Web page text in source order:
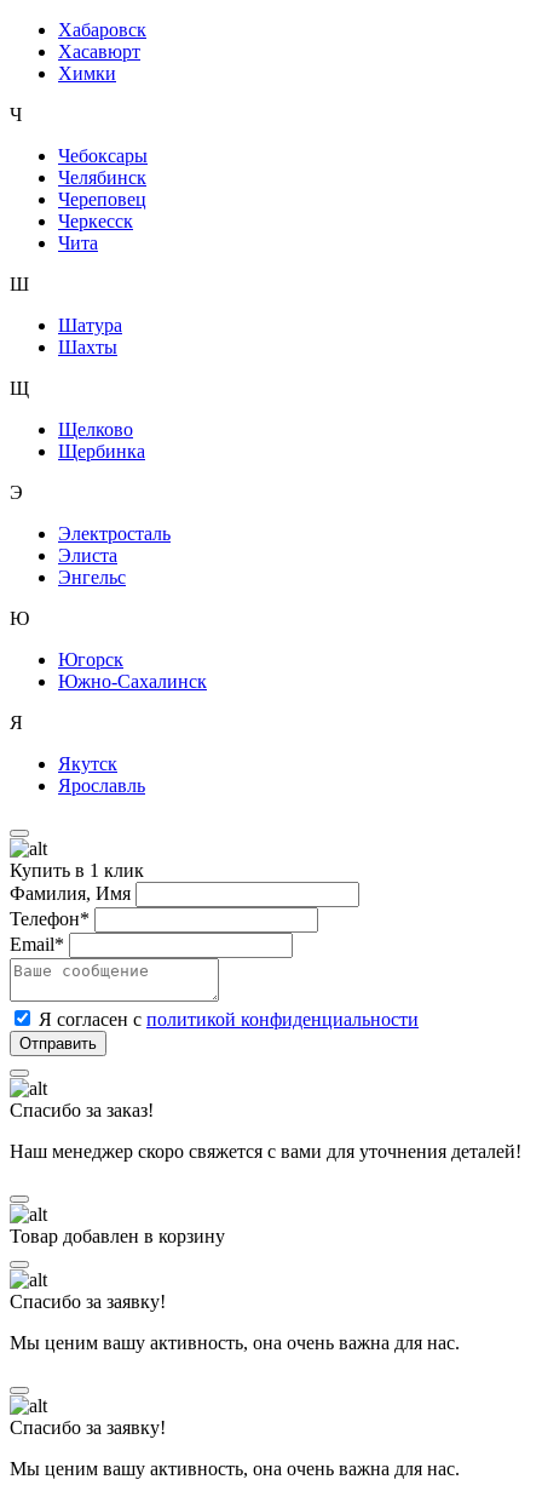
Хабаровск
Хасавюрт
Химки
Ч
Чебоксары
Челябинск
Череповец
Черкесск
Чита
Ш
Шатура
Шахты
Щ
Щелково
Щербинка
Э
Электросталь
Элиста
Энгельс
Ю
Югорск
Южно-Сахалинск
Я
Якутск
Ярославль
Купить в 1 клик
Фамилия, Имя
Телефон*
Email*
Я согласен с политикой конфиденциальности
Спасибо за заказ!
Наш менеджер скоро свяжется с вами для уточнения деталей!
Товар добавлен в корзину
Спасибо за заявку!
Мы ценим вашу активность, она очень важна для нас.
Спасибо за заявку!
Мы ценим вашу активность, она очень важна для нас.